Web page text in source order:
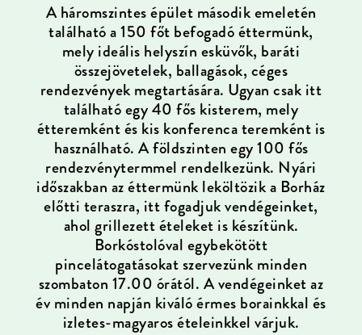
A háromszintes épület második emeletén
található a 150 főt befogadó éttermünk,
mely ideális helyszín esküvők, baráti
összejövetelek, ballagások, céges
rendezvények megtartására. Ugyan csak itt
található egy 40 fős kisterem, mely
étteremként és kis konferenca teremként is
használható. A földszinten egy 100 fős
rendezvénytermmel rendelkezünk. Nyári
időszakban az éttermünk leköltözik a Borház
előtti teraszra, itt fogadjuk vendégeinket,
ahol grillezett ételeket is készítünk.
Borkóstolóval egybekötött
pincelátogatásokat szervezünk minden
szombaton 17.00 órától. A vendégeinket az
év minden napján kiváló érmes borainkkal és
izletes-magyaros ételeinkkel várjuk.